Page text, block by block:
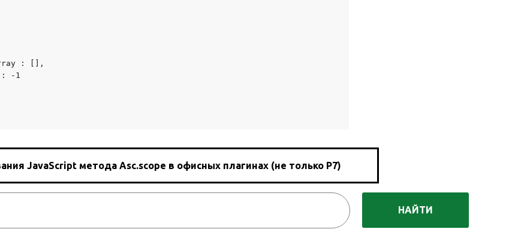
: [],
-1
JavaScript метода Asc.scope в офисных плагинах (не только Р7)
НАЙТИ